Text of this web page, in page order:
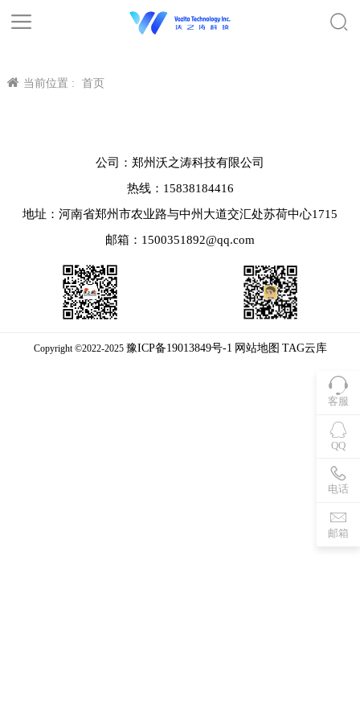
当前位置 : 首页
客服
QQ
电话
邮箱
公司：郑州沃之涛科技有限公司
热线：15838184416
地址：河南省郑州市农业路与中州大道交汇处苏荷中心1715
邮箱：1500351892@qq.com
Copyright ©2022-2025 豫ICP备19013849号-1 网站地图 TAG云库